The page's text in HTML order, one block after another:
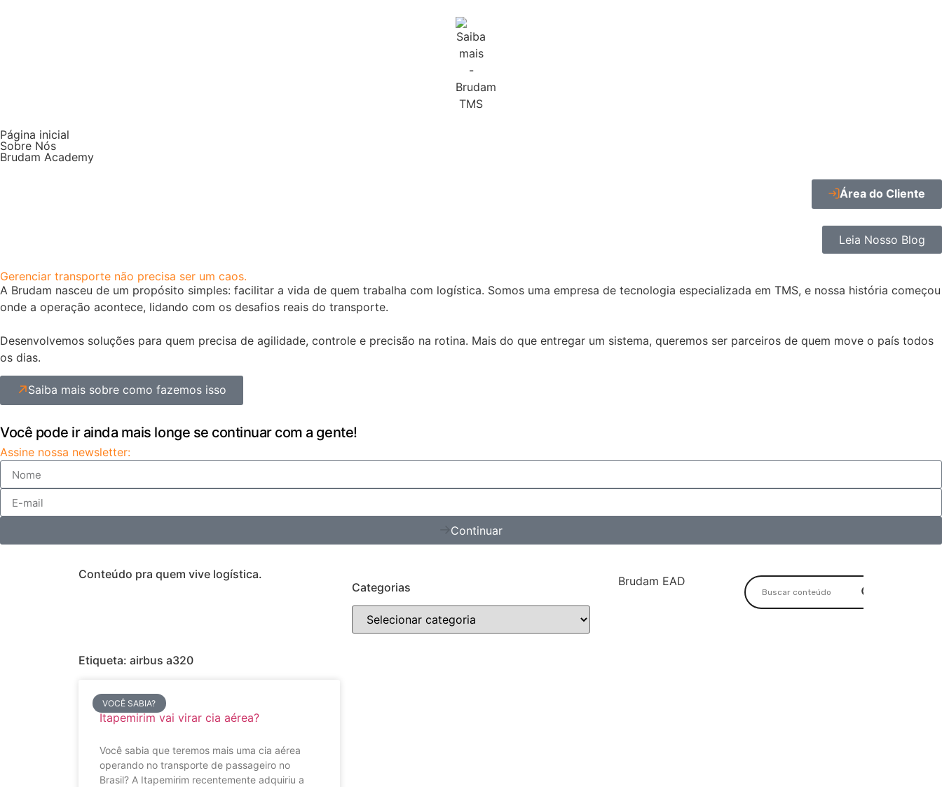
Página inicial
Sobre Nós
Brudam Academy
Área do Cliente
Leia Nosso Blog
Gerenciar transporte não precisa ser um caos.
A Brudam nasceu de um propósito simples: facilitar a vida de quem trabalha com logística. Somos uma empresa de tecnologia especializada em TMS, e nossa história começou
onde a operação acontece, lidando com os desafios reais do transporte.
Desenvolvemos soluções para quem precisa de agilidade, controle e precisão na rotina. Mais do que entregar um sistema, queremos ser parceiros de quem move o país todos
os dias.
Saiba mais sobre como fazemos isso
Você pode ir ainda mais longe se continuar com a gente!
Assine nossa newsletter:
Continuar
Conteúdo pra quem vive logística.
Categorias
Brudam EAD
Etiqueta: airbus a320
VOCÊ SABIA?
Itapemirim vai virar cia aérea?
Você sabia que teremos mais uma cia aérea
operando no transporte de passageiro no
Brasil? A Itapemirim recentemente adquiriu a